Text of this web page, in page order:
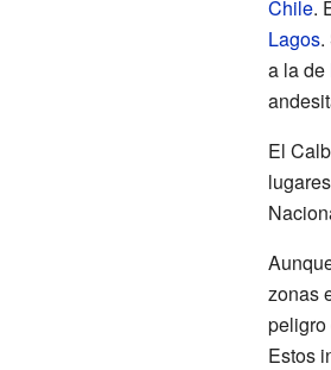
Chile.
Lagos.
a la de
El
zonas
Estos